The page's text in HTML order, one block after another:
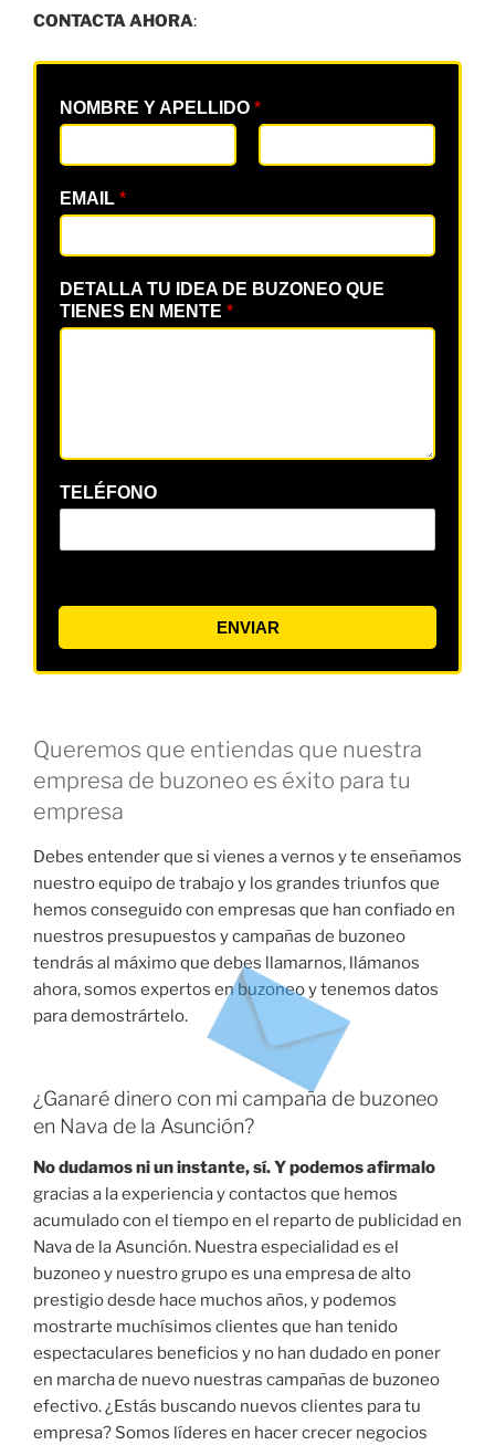
CONTACTA AHORA:
NOMBRE Y APELLIDO *
EMAIL *
DETALLA TU IDEA DE BUZONEO QUE
TIENES EN MENTE *
TELÉFONO
ENVIAR
Queremos que entiendas que nuestra
empresa de buzoneo es éxito para tu
empresa
Debes entender que si vienes a vernos y te enseñamos
nuestro equipo de trabajo y los grandes triunfos que
hemos conseguido con empresas que han confiado en
nuestros presupuestos y campañas de buzoneo
tendrás al máximo que debes llamarnos, llámanos
ahora, somos expertos en buzoneo y tenemos datos
para demostrártelo.
¿Ganaré dinero con mi campaña de buzoneo
en Nava de la Asunción?
No dudamos ni un instante, sí. Y podemos afirmalo
gracias a la experiencia y contactos que hemos
acumulado con el tiempo en el reparto de publicidad en
Nava de la Asunción. Nuestra especialidad es el
buzoneo y nuestro grupo es una empresa de alto
prestigio desde hace muchos años, y podemos
mostrarte muchísimos clientes que han tenido
espectaculares beneficios y no han dudado en poner
en marcha de nuevo nuestras campañas de buzoneo
efectivo. ¿Estás buscando nuevos clientes para tu
empresa? Somos líderes en hacer crecer negocios